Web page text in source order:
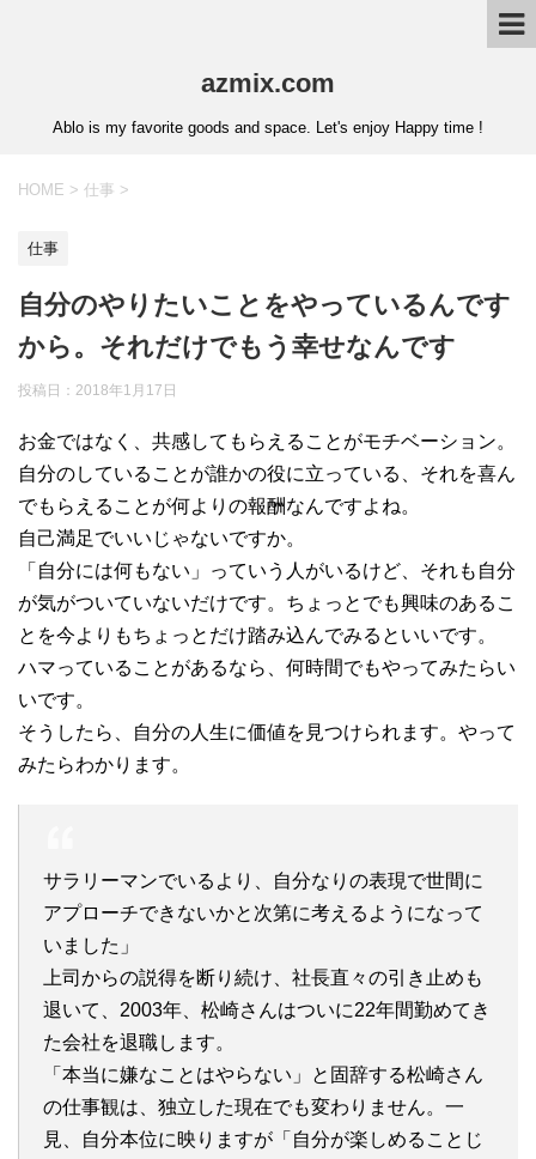
azmix.com
Ablo is my favorite goods and space. Let's enjoy Happy time !
HOME > 仕事 >
仕事
自分のやりたいことをやっているんです
から。それだけでもう幸せなんです
投稿日： 2018年1月17日
お金ではなく、共感してもらえることがモチベーション。
自分のしていることが誰かの役に立っている、それを喜ん
でもらえることが何よりの報酬なんですよね。
自己満足でいいじゃないですか。
「自分には何もない」っていう人がいるけど、それも自分
が気がついていないだけです。ちょっとでも興味のあるこ
とを今よりもちょっとだけ踏み込んでみるといいです。
ハマっていることがあるなら、何時間でもやってみたらい
いです。
そうしたら、自分の人生に価値を見つけられます。やって
みたらわかります。
サラリーマンでいるより、自分なりの表現で世間に
アプローチできないかと次第に考えるようになって
いました」
上司からの説得を断り続け、社長直々の引き止めも
退いて、2003年、松崎さんはついに22年間勤めてき
た会社を退職します。
「本当に嫌なことはやらない」と固辞する松崎さん
の仕事観は、独立した現在でも変わりません。一
見、自分本位に映りますが「自分が楽しめることじ